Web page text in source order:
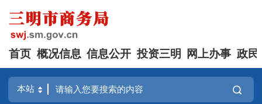
首页 概况信息 信息公开 投资三明 网上办事 政民